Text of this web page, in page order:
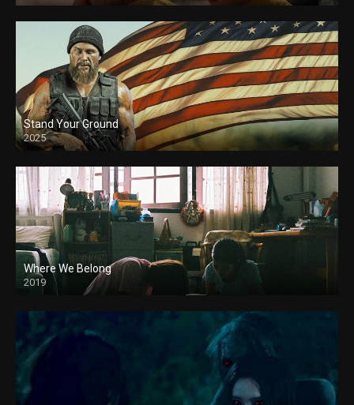
Stand Your Ground
2025
Where We Belong
2019